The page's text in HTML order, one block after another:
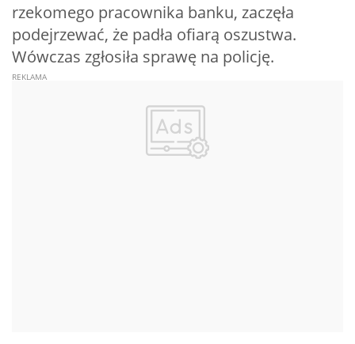
rzekomego pracownika banku, zaczęła
podejrzewać, że padła ofiarą oszustwa.
Wówczas zgłosiła sprawę na policję.